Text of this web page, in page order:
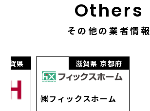
Others
その他の業者情報
京都府
㈱フィックスホーム